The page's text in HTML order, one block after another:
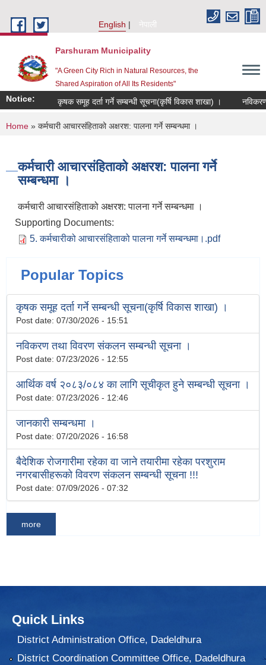
English
नेपाली
Parshuram Municipality
"A Green City Rich in Natural Resources, the
Shared Aspiration of All Its Residents"
Notice: कृषक समूह दर्ता गर्ने सम्बन्धी सूचना(कृर्षि विकास शाखा) । नविकरण
You are here
Home » कर्मचारी आचारसंहिताको अक्षरश: पालना गर्ने सम्बन्धमा ।
कर्मचारी आचारसंहिताको अक्षरश: पालना गर्ने
सम्बन्धमा ।
कर्मचारी आचारसंहिताको अक्षरश: पालना गर्ने सम्बन्धमा ।
Supporting Documents:
5. कर्मचारीको आचारसंहिताको पालना गर्ने सम्बन्धमा।.pdf
Popular Topics
कृषक समूह दर्ता गर्ने सम्बन्धी सूचना(कृर्षि विकास शाखा) ।
Post date: 07/30/2026 - 15:51
नविकरण तथा विवरण संकलन सम्बन्धी सूचना ।
Post date: 07/23/2026 - 12:55
आर्थिक वर्ष २०८३/०८४ का लागि सूचीकृत हुने सम्बन्धी सूचना ।
Post date: 07/23/2026 - 12:46
जानकारी सम्बन्धमा ।
Post date: 07/20/2026 - 16:58
बैदेशिक रोजगारीमा रहेका वा जाने तयारीमा रहेका परशुराम
नगरबासीहरूको विवरण संकलन सम्बन्धी सूचना !!!
Post date: 07/09/2026 - 07:32
more
Quick Links
District Administration Office, Dadeldhura
District Coordination Committee Office, Dadeldhura